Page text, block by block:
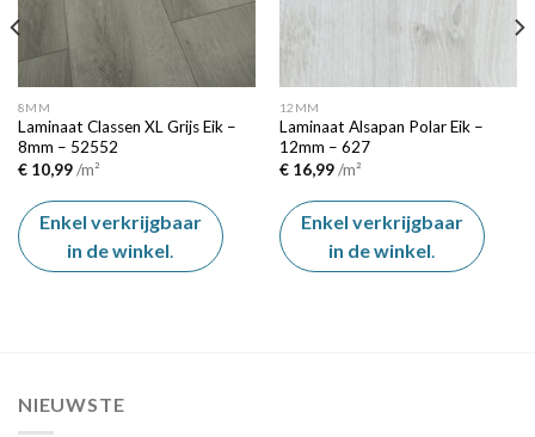
8MM
Laminaat Classen XL Grijs Eik –
8mm – 52552
€10,99/m²
Enkel verkrijgbaar
in de winkel
12MM
Laminaat Alsapan Polar Eik –
12mm – 627
€16,99/m²
Enkel verkrijgbaar
in de winkel
NIEUWSTE